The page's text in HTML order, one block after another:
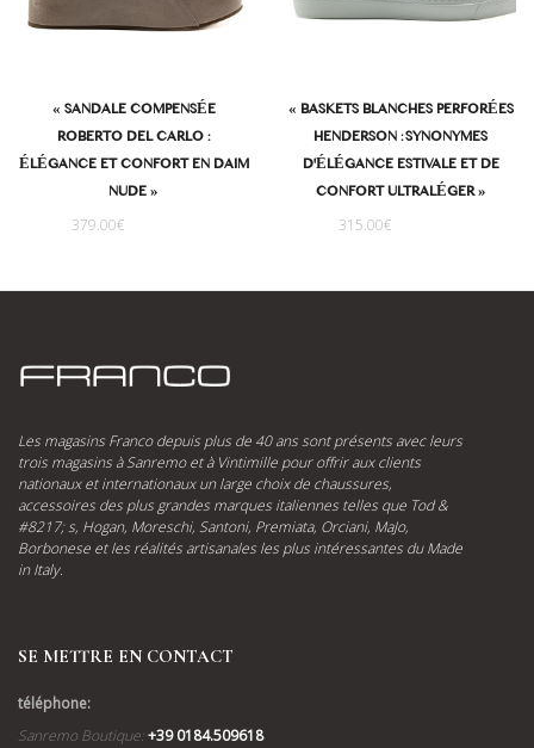
« SANDALE COMPENSÉE
ROBERTO DEL CARLO :
ÉLÉGANCE ET CONFORT EN DAIM
NUDE »
379.00€
« BASKETS BLANCHES PERFORÉES
HENDERSON : SYNONYMES
D'ÉLÉGANCE ESTIVALE ET DE
CONFORT ULTRALÉGER »
315.00€
Les magasins Franco depuis plus de 40 ans sont présents avec leurs
trois magasins à Sanremo et à Vintimille pour offrir aux clients
nationaux et internationaux un large choix de chaussures,
accessoires des plus grandes marques italiennes telles que Tod &
#8217; s, Hogan, Moreschi, Santoni, Premiata, Orciani, MaJo,
Borbonese et les réalités artisanales les plus intéressantes du Made
in Italy.
SE METTRE EN CONTACT
téléphone:
Sanremo Boutique:+39 0184.509618